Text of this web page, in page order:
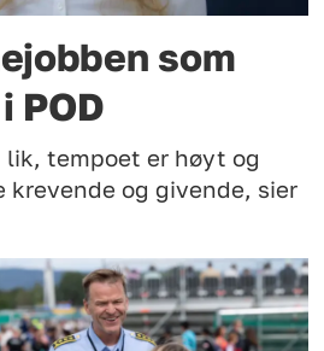
som
POD
lik, tempoet er høyt og
krevende og givende, sier